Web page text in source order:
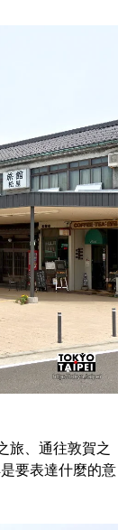
旅、通往敦賀之
要表達什麼的意